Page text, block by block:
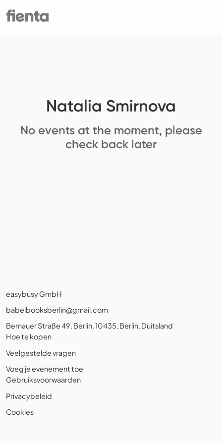
Natalia Smirnova
No events at the moment, please
check back later
easybusy GmbH
babelbooksberlin@gmail.com
Bernauer Straße 49, Berlin, 10435, Berlin, Duitsland
Hoe te kopen
Veelgestelde vragen
Voeg je evenement toe
Gebruiksvoorwaarden
Privacybeleid
Cookies